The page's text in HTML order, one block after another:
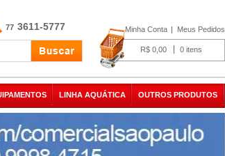
77 3611-5777 Minha Conta Meus Pedidos
0
R$ 0,00
LINHA AQUÁTICA OUTROS PRODUTOS